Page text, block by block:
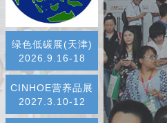
绿色低碳展(天津)
2026.9.16-18
CINHOE营养品展
2027.3.10-12